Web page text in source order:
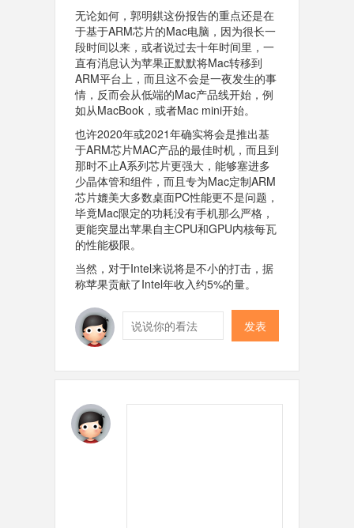
无论如何，郭明錤这份报告的重点还是在
于基于ARM芯片的Mac电脑，因为很长一
段时间以来，或者说过去十年时间里，一
直有消息认为苹果正默默将Mac转移到
ARM平台上，而且这不会是一夜发生的事
情，反而会从低端的Mac产品线开始，例
如从MacBook，或者Mac mini开始。
也许2020年或2021年确实将会是推出基
于ARM芯片MAC产品的最佳时机，而且到
那时不止A系列芯片更强大，能够塞进多
少晶体管和组件，而且专为Mac定制ARM
芯片媲美大多数桌面PC性能更不是问题，
毕竟Mac限定的功耗没有手机那么严格，
更能突显出苹果自主CPU和GPU内核每瓦
的性能极限。
当然，对于Intel来说将是不小的打击，据
称苹果贡献了Intel年收入约5%的量。
发表